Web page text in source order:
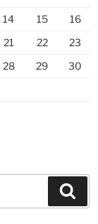
14 15
16
21 22
23
28 29
30